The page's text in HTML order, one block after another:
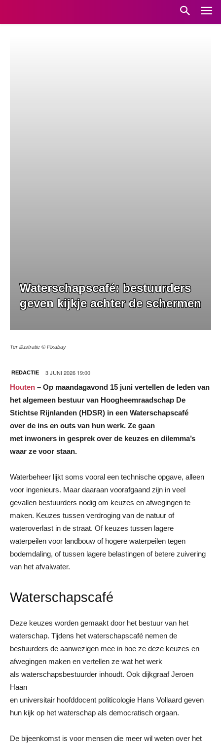
Waterschapscafé: bestuurders
geven kijkje achter de schermen
Ter illustratie © Pixabay
REDACTIE 3 JUNI 2026 19:00
Houten – Op maandagavond 15 juni vertellen de leden van
het algemeen bestuur van Hoogheemraadschap De
Stichtse Rijnlanden (HDSR) in een Waterschapscafé
over de ins en outs van hun werk. Ze gaan
met inwoners in gesprek over de keuzes en dilemma’s
waar ze voor staan.
Waterbeheer lijkt soms vooral een technische opgave, alleen
voor ingenieurs. Maar daaraan voorafgaand zijn in veel
gevallen bestuurders nodig om keuzes en afwegingen te
maken. Keuzes tussen verdroging van de natuur of
wateroverlast in de straat. Of keuzes tussen lagere
waterpeilen voor landbouw of hogere waterpeilen tegen
bodemdaling, of tussen lagere belastingen of betere zuivering
van het afvalwater.
Waterschapscafé
Deze keuzes worden gemaakt door het bestuur van het
waterschap. Tijdens het waterschapscafé nemen de
bestuurders de aanwezigen mee in hoe ze deze keuzes en
afwegingen maken en vertellen ze wat het werk
als waterschapsbestuurder inhoudt. Ook dijkgraaf Jeroen
Haan
en universitair hoofddocent politicologie Hans Vollaard geven
hun kijk op het waterschap als democratisch orgaan.
De bijeenkomst is voor mensen die meer wil weten over het